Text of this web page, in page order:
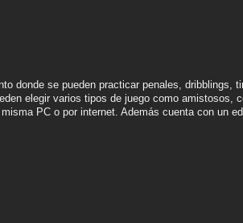
donde se pueden practicar penales, dribblings,
elegir varios tipos de juego como amistosos,
PC o por internet. Además cuenta con un